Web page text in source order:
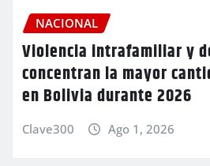
NACIONAL
Violencia intrafamiliar y
concentran la mayor
en Bolivia durante 2026
Clave300 Ago 1, 2026